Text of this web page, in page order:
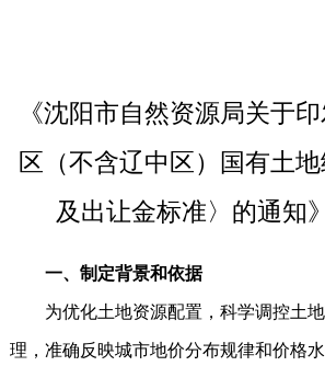
《沈阳市自然资源局关于
区（不含辽中区）国有土
及出让金标准〉的通知
一、制定背景和依据
为优化土地资源配置，科学调控土地
理，准确反映城市地价分布规律和价格